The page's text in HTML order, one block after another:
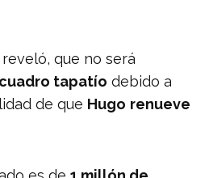
que no será
tapatío debido a
de que Hugo renueve